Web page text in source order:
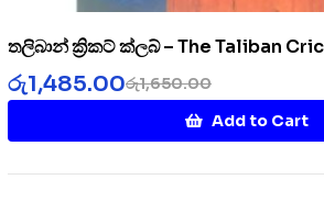
තලිබාන් ක්‍රිකට් ක්ලබ් – The Taliban
රු1,650.00
රු1,485.00
Add to Cart